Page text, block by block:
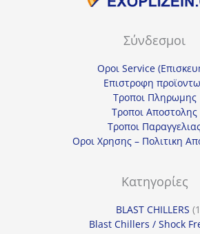
Σύνδεσμοι
Οροι Service
Επιστροφη
Τροποι Πληρωμης
Τροποι Αποστολης
Τροποι
Οροι Χρησης – Πολιτικη
Κατηγορίες
BLAST CHILLERS 1
Blast Chillers / Shock